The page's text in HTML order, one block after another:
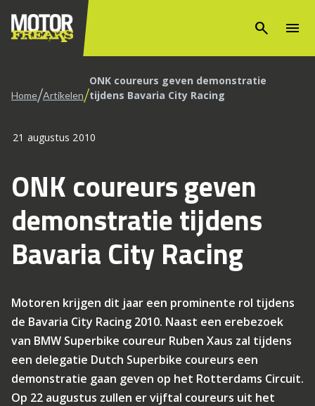
search menu
Home/Artikelen/ONK coureurs geven demonstratie
tijdens Bavaria City Racing
21 augustus 2010
ONK coureurs geven
demonstratie tijdens
Bavaria City Racing
Motoren krijgen dit jaar een prominente rol tijdens
de Bavaria City Racing 2010. Naast een erebezoek
van BMW Superbike coureur Ruben Xaus zal tijdens
een delegatie Dutch Superbike coureurs een
demonstratie gaan geven op het Rotterdams Circuit.
Op 22 augustus zullen er vijftal coureurs uit het